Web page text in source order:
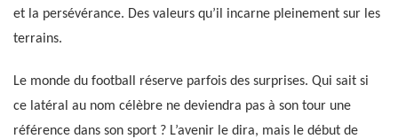
et la persévérance. Des valeurs qu’il incarne pleinement sur les
terrains.
Le monde du football réserve parfois des surprises. Qui sait si
ce latéral au nom célèbre ne deviendra pas à son tour une
référence dans son sport ? L’avenir le dira, mais le début de